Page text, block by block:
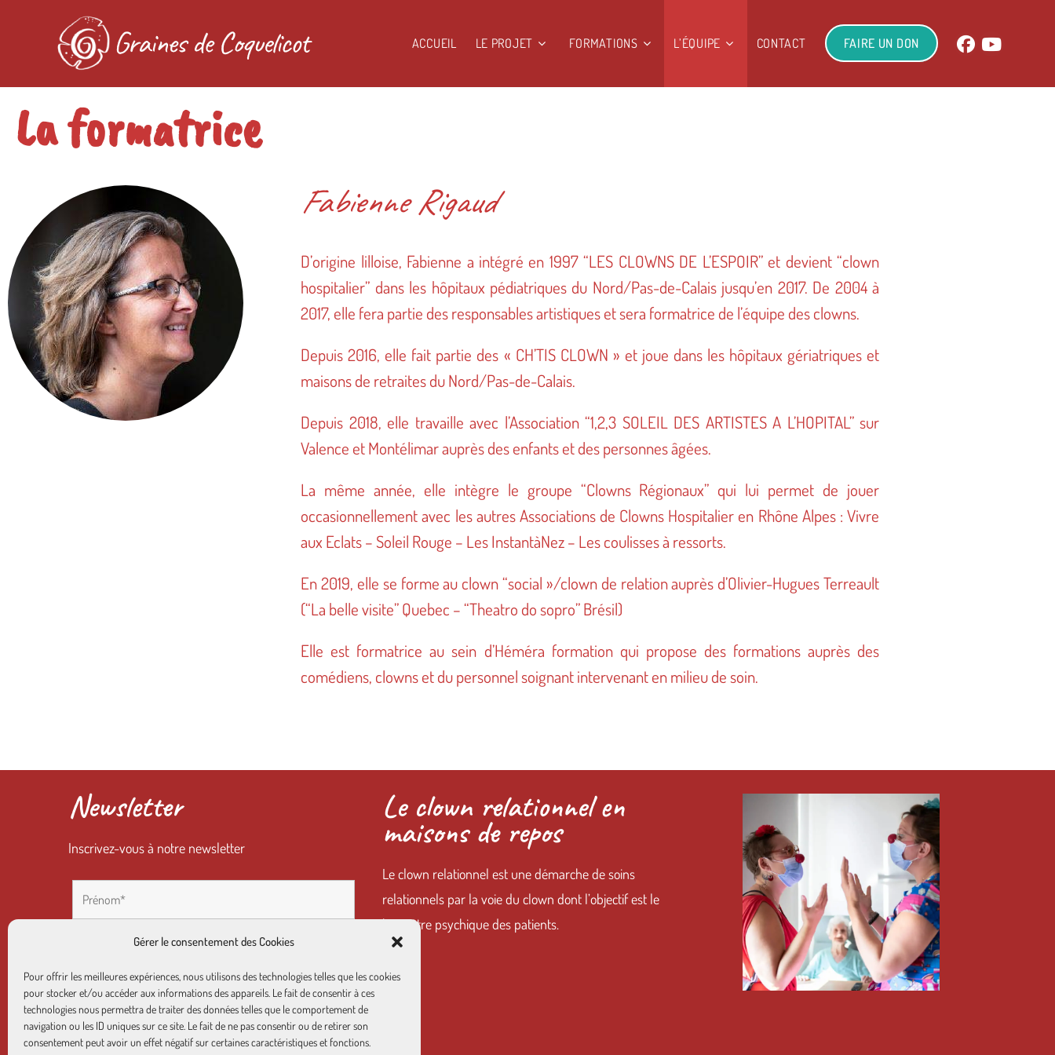
Gérer le consentement des Cookies
Pour offrir les meilleures expériences, nous utilisons des technologies telles que les cookies
pour stocker et/ou accéder aux informations des appareils. Le fait de consentir à ces
technologies nous permettra de traiter des données telles que le comportement de
navigation ou les ID uniques sur ce site. Le fait de ne pas consentir ou de retirer son
consentement peut avoir un effet négatif sur certaines caractéristiques et fonctions.
ACCUEIL LE PROJET FORMATIONS L’ÉQUIPE CONTACT FAIRE UN DON
La formatrice
Fabienne Rigaud
D’origine lilloise, Fabienne a intégré en 1997 “LES CLOWNS DE L’ESPOIR” et devient “clown
hospitalier” dans les hôpitaux pédiatriques du Nord/Pas-de-Calais jusqu’en 2017. De 2004 à
2017, elle fera partie des responsables artistiques et sera formatrice de l’équipe des clowns.
Depuis 2016, elle fait partie des « CH’TIS CLOWN » et joue dans les hôpitaux gériatriques et
maisons de retraites du Nord/Pas-de-Calais.
Depuis 2018, elle travaille avec l’Association “1,2,3 SOLEIL DES ARTISTES A L’HOPITAL” sur
Valence et Montélimar auprès des enfants et des personnes âgées.
La même année, elle intègre le groupe “Clowns Régionaux” qui lui permet de jouer
occasionnellement avec les autres Associations de Clowns Hospitalier en Rhône Alpes : Vivre
aux Eclats – Soleil Rouge – Les InstantàNez – Les coulisses à ressorts.
En 2019, elle se forme au clown “social »/clown de relation auprès d’Olivier-Hugues Terreault
(“La belle visite” Quebec – “Theatro do sopro” Brésil)
Elle est formatrice au sein d’Héméra formation qui propose des formations auprès des
comédiens, clowns et du personnel soignant intervenant en milieu de soin.
Newsletter
Inscrivez-vous à notre newsletter
Le clown relationnel en
maisons de repos
Le clown relationnel est une démarche de soins
relationnels par la voie du clown dont l’objectif est le
bien-être psychique des patients.